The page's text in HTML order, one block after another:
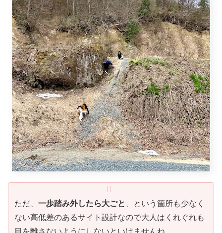
建物が見えた瞬間
「わー早くテント立ててお風呂に入りたい！」
に一変ですからご安心を。
石砂利と砂、ところどころに大きな岩、グリーンの芝サイ
トとは程遠いさっぱりとした砂地ですが、その荒々しい山
の斜面や坂などが意外と子ども心をくすぐったようです。
強風が吹き荒れる中、思い思いに走ったり登ったり踊った
りしていました。
遊具は一切なく遊び場らしき箇所もないのですが、不満も